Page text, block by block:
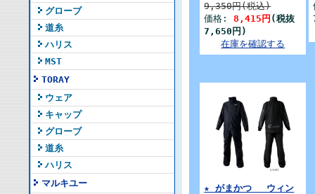
グローブ
道糸
ハリス
MST
TORAY
ウェア
キャップ
グローブ
道糸
ハリス
マルキユー
9,350円(税込)
価格:8,415円 (税抜
7,650円)
在庫を確認する
★ がまかつ ウィン